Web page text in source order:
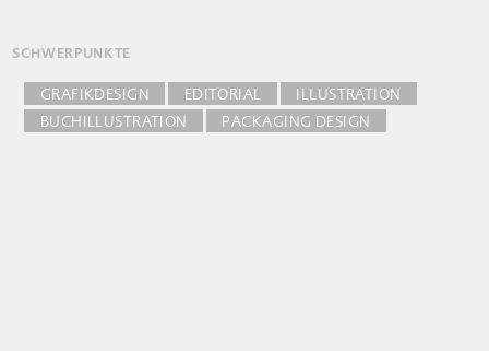
SCHWERPUNKTE
GRAFIKDESIGN EDITORIAL
ILLUSTRATION
BUCHILLUSTRATION
PACKAGING DESIGN